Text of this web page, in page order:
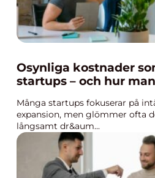
Osynliga kostnader
startups – och hur
Många startups fokuserar på
expansion, men glömmer ofta
långsamt dr&aum...